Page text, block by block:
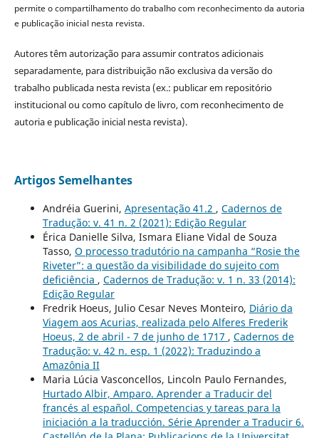
permite o compartilhamento do trabalho com reconhecimento da autoria
e publicação inicial nesta revista.
Autores têm autorização para assumir contratos adicionais
separadamente, para distribuição não exclusiva da versão do
trabalho publicada nesta revista (ex.: publicar em repositório
institucional ou como capítulo de livro, com reconhecimento de
autoria e publicação inicial nesta revista).
Artigos Semelhantes
Andréia Guerini, Apresentação 41.2 , Cadernos de
Tradução: v. 41 n. 2 (2021): Edição Regular
Érica Danielle Silva, Ismara Eliane Vidal de Souza
Tasso, O processo tradutório na campanha “Rosie the
Riveter”: a questão da visibilidade do sujeito com
deficiência , Cadernos de Tradução: v. 1 n. 33 (2014):
Edição Regular
Fredrik Hoeus, Julio Cesar Neves Monteiro, Diário da
Viagem aos Acurias, realizada pelo Alferes Frederik
Hoeus, 2 de abril - 7 de junho de 1717 , Cadernos de
Tradução: v. 42 n. esp. 1 (2022): Traduzindo a
Amazônia II
Maria Lúcia Vasconcellos, Lincoln Paulo Fernandes,
Hurtado Albir, Amparo. Aprender a Traducir del
francés al español. Competencias y tareas para la
iniciación a la traducción. Série Aprender a Traducir 6.